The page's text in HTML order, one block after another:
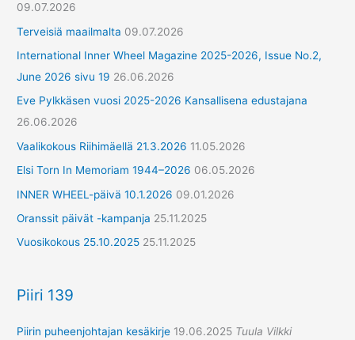
09.07.2026
Terveisiä maailmalta 09.07.2026
International Inner Wheel Magazine 2025-2026, Issue No.2,
June 2026 sivu 19 26.06.2026
Eve Pylkkäsen vuosi 2025-2026 Kansallisena edustajana
26.06.2026
Vaalikokous Riihimäellä 21.3.2026 11.05.2026
Elsi Torn In Memoriam 1944–2026 06.05.2026
INNER WHEEL-päivä 10.1.2026 09.01.2026
Oranssit päivät -kampanja 25.11.2025
Vuosikokous 25.10.2025 25.11.2025
Piiri 139
Piirin puheenjohtajan kesäkirje 19.06.2025 Tuula Vilkki